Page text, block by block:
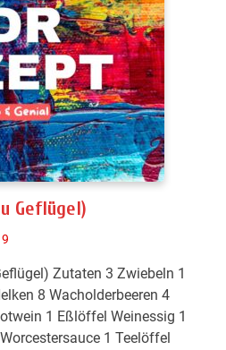
Geflügel)
Zutaten 3 Zwiebeln 1
8 Wacholderbeeren 4
1 Eßlöffel Weinessig 1
1 Teelöffel